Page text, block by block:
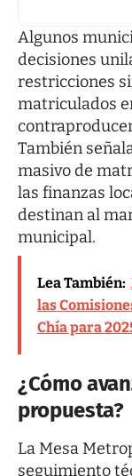
Algunos
decisiones
restricciones
matriculados
También
masivo de
las finanzas
destinan al
municipal.
Lea También:
las
Chía para
¿Cómo
propuesta?
La Mesa
seguimiento